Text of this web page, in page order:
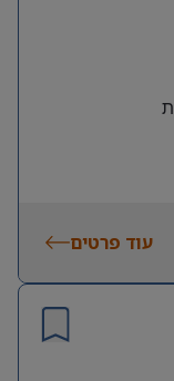
ת
עוד פרטים